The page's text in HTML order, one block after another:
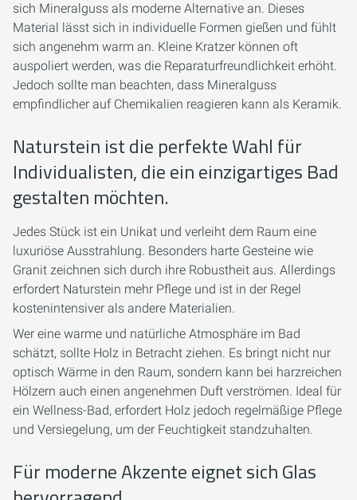
sich Mineralguss als moderne Alternative an. Dieses
Material lässt sich in individuelle Formen gießen und fühlt
sich angenehm warm an. Kleine Kratzer können oft
auspoliert werden, was die Reparaturfreundlichkeit erhöht.
Jedoch sollte man beachten, dass Mineralguss
empfindlicher auf Chemikalien reagieren kann als Keramik.
Naturstein ist die perfekte Wahl für
Individualisten, die ein einzigartiges Bad
gestalten möchten.
Jedes Stück ist ein Unikat und verleiht dem Raum eine
luxuriöse Ausstrahlung. Besonders harte Gesteine wie
Granit zeichnen sich durch ihre Robustheit aus. Allerdings
erfordert Naturstein mehr Pflege und ist in der Regel
kostenintensiver als andere Materialien.
Wer eine warme und natürliche Atmosphäre im Bad
schätzt, sollte Holz in Betracht ziehen. Es bringt nicht nur
optisch Wärme in den Raum, sondern kann bei harzreichen
Hölzern auch einen angenehmen Duft verströmen. Ideal für
ein Wellness-Bad, erfordert Holz jedoch regelmäßige Pflege
und Versiegelung, um der Feuchtigkeit standzuhalten.
Für moderne Akzente eignet sich Glas